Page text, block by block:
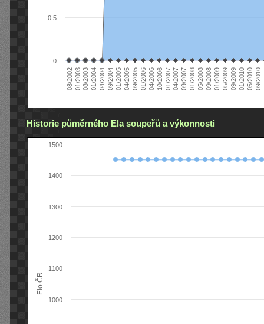
08/200201/200308/200301/200404/200409/200401/200504/200509/200501/200604/200610/200601/200704/200709/200701/200805/200809/200801/200905/200909/200901/201005/201009/2010
0
0.5
Historie půměrného Ela soupeřů a výkonnosti
Elo ČR
1000
1100
1200
1300
1400
1500